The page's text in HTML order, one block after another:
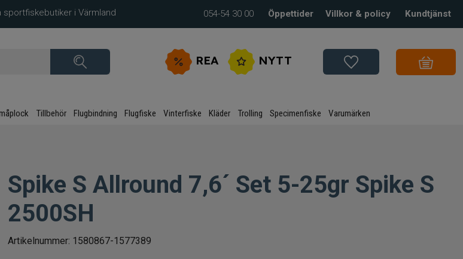
sportfiskebutiker i Värmland 054-54 30 00 Öppettider Villkor & policy Kundtjänst
REA NYTT
Tillbehör Flugbindning Flugfiske Vinterfiske Kläder Trolling Specimenfiske Varumärken
Spike S Allround 7,6´ Set 5-25gr Spike S
2500SH
Artikelnummer: 1580867-1577389